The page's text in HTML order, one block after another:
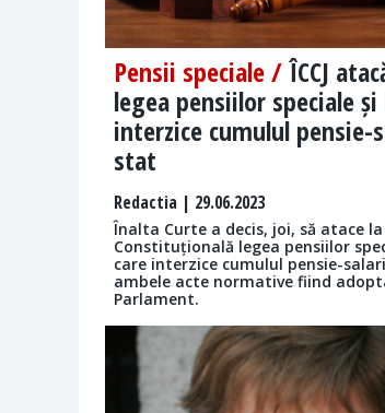
Pensii speciale /ÎCCJ
legea pensiilor speciale și
interzice cumulul pensie-
stat
Redactia | 29.06.2023
Înalta Curte a decis, joi, să atace
Constituțională legea pensiilor
care interzice cumulul pensie-
ambele acte normative fiind
Parlament.